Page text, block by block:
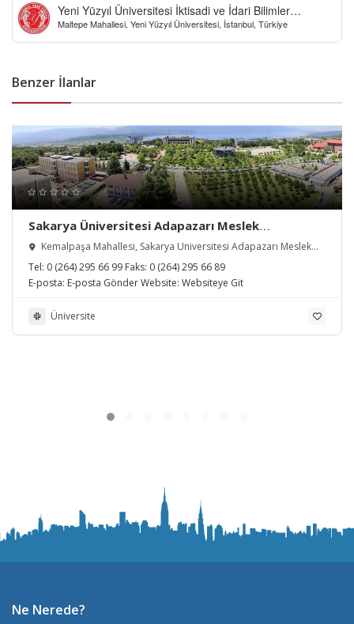
Yeni Yüzyıl Üniversitesi İktisadi ve İdari Bilimler
Fakültesi
Maltepe Mahallesi, Yeni Yüzyıl Üniversitesi, İstanbul, Türkiye
Benzer İlanlar
Sakarya Üniversitesi Adapazarı Meslek
Yüksekokulu
Kemalpaşa Mahallesi, Sakarya Üniversitesi Adapazarı Meslek
Tel: 0 (264) 295 66 99 Faks: 0 (264) 295 66 89
E-posta: E-posta GönderWebsite: Websiteye Git
Üniversite
Ne Nerede?